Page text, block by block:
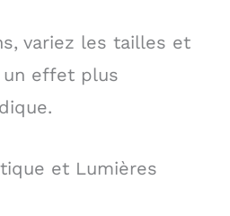
variez les tailles et
effet plus
et Lumières